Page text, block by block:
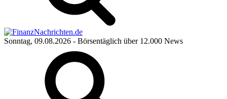
Sonntag, 09.08.2026 - Börsentäglich über 12.000 News